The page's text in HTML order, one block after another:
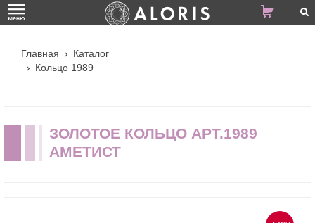
Главная
Каталог
Кольцо 1989
ЗОЛОТОЕ КОЛЬЦО АРТ.1989
АМЕТИСТ